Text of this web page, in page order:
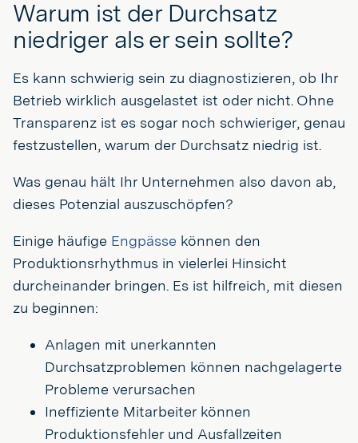
Warum ist der Durchsatz
niedriger als er sein sollte?
Es kann schwierig sein zu diagnostizieren, ob Ihr
Betrieb wirklich ausgelastet ist oder nicht. Ohne
Transparenz ist es sogar noch schwieriger, genau
festzustellen, warum der Durchsatz niedrig ist.
Was genau hält Ihr Unternehmen also davon ab,
dieses Potenzial auszuschöpfen?
Einige häufige Engpässe können den
Produktionsrhythmus in vielerlei Hinsicht
durcheinander bringen. Es ist hilfreich, mit diesen
zu beginnen:
Anlagen mit unerkannten
Durchsatzproblemen können nachgelagerte
Probleme verursachen
Ineffiziente Mitarbeiter können
Produktionsfehler und Ausfallzeiten